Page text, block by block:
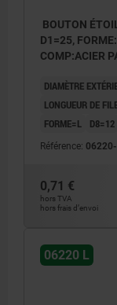
BOUTON
D1=25,
COMP:ACIER
DIAMÈTRE
LONGUEUR DE
FORME=L
D8=12
Référence:
0,71 €
hors TVA
hors frais d’envoi
06220 L